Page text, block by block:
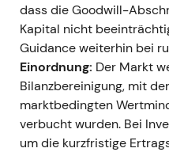
dass die Goodwill-
Kapital nicht
Guidance weiterhin bei
Einordnung: Der Markt
Bilanzbereinigung, mit
marktbedingten
verbucht wurden. Bei
um die kurzfristige